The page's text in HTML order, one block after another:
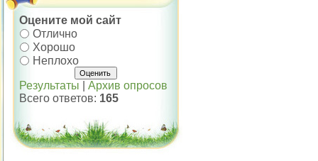
Оцените мой сайт
Отлично
Хорошо
Неплохо
Результаты
Архив опросов
Всего ответов: 165